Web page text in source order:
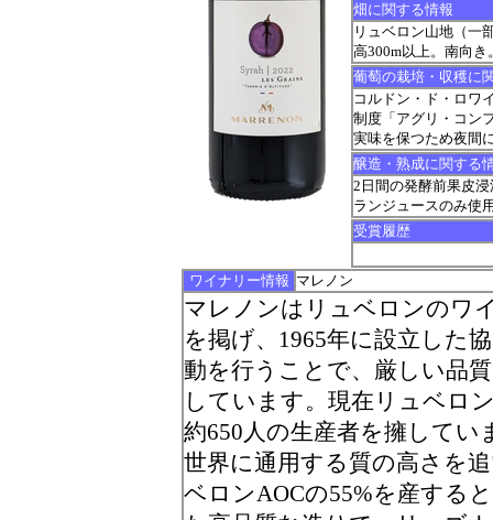
畑に関する情報
リュベロン山地（一
高300m以上。南向
葡萄の栽培・収穫に
コルドン・ド・ロワ
制度「アグリ・コン
実味を保つため夜間
醸造・熟成に関する
2日間の発酵前果皮
ランジュースのみ使
受賞履歴
ワイナリー情報 マレノン
マレノンはリュベロンのワ
を掲げ、1965年に設立した
動を行うことで、厳しい品
しています。現在リュベロ
約650人の生産者を擁してい
世界に通用する質の高さを
ベロンAOCの55%を産する